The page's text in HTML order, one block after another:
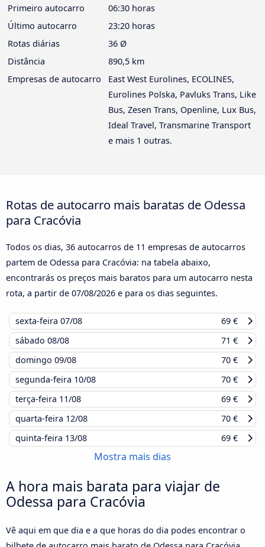
Primeiro autocarro
06:30 horas
Último autocarro
23:20 horas
Rotas diárias
36 Ø
Distância
890,5 km
Empresas de autocarro
East West Eurolines, ECOLINES,
Eurolines Polska, Pavluks Trans, Like
Bus, Zesen Trans, Openline, Lux Bus,
Ideal Travel, Transmarine Transport
e mais 1 outras.
Rotas de autocarro mais baratas de Odessa
para Cracóvia
Todos os dias, 36 autocarros de 11 empresas de autocarros
partem de Odessa para Cracóvia: na tabela abaixo,
encontrarás os preços mais baratos para um autocarro nesta
rota, a partir de 07/08/2026 e para os dias seguintes.
sexta-feira 07/08
69 €
sábado 08/08
71 €
domingo 09/08
70 €
segunda-feira 10/08
70 €
terça-feira 11/08
69 €
quarta-feira 12/08
70 €
quinta-feira 13/08 69 €
Mostra mais dias
A hora mais barata para viajar de
Odessa para Cracóvia
Vê aqui em que dia e a que horas do dia podes encontrar o